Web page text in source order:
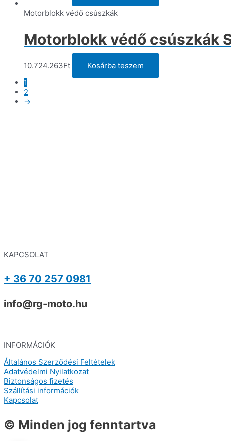
Motorblokk védő csúszkák
Motorblokk védő csúszkák
10.724.263Ft
Kosárba teszem
1
2
→
KAPCSOLAT
+ 36 70 257 0981
info@rg-moto.hu
INFORMÁCIÓK
Általános Szerződési Feltételek
Adatvédelmi Nyilatkozat
Biztonságos fizetés
Szállítási információk
Kapcsolat
© Minden jog fenntartva